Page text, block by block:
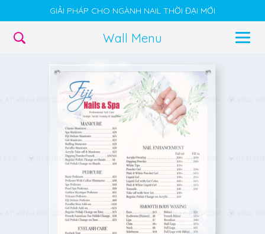
GIẢI PHÁP CHO NGÀNH NAIL THỜI ĐẠI MỚI
Wall Menu